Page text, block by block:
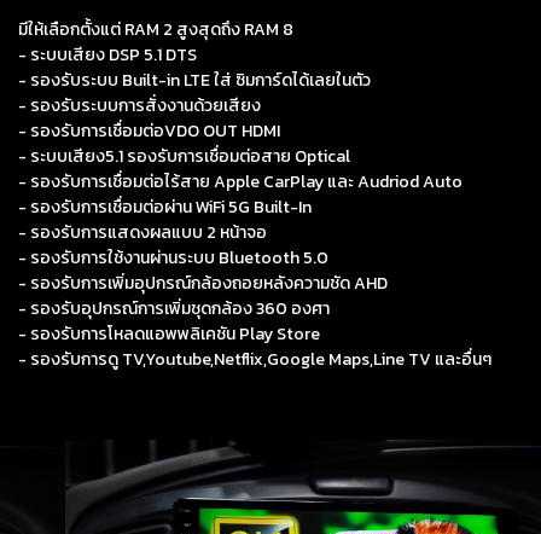
มีให้เลือกตั้งแต่ RAM 2 สูงสุดถึง RAM 8
- ระบบเสียง DSP 5.1 DTS
- รองรับระบบ Built-in LTE ใส่ ซิมการ์ดได้เลยในตัว
- รองรับระบบการสั่งงานด้วยเสียง
- รองรับการเชื่อมต่อVDO OUT HDMI
- ระบบเสียง5.1 รองรับการเชื่อมต่อสาย Optical
- รองรับการเชื่อมต่อไร้สาย Apple CarPlay และ Audriod Auto
- รองรับการเชื่อมต่อผ่าน WiFi 5G Built-In
- รองรับการแสดงผลแบบ 2 หน้าจอ
- รองรับการใช้งานผ่านระบบ Bluetooth 5.0
- รองรับการเพิ่มอุปกรณ์กล้องถอยหลังความชัด AHD
- รองรับอุปกรณ์การเพิ่มชุดกล้อง 360 องศา
- รองรับการโหลดแอพพลิเคชัน Play Store
- รองรับการดู TV,Youtube,Netflix,Google Maps,Line TV และอื่นๆ